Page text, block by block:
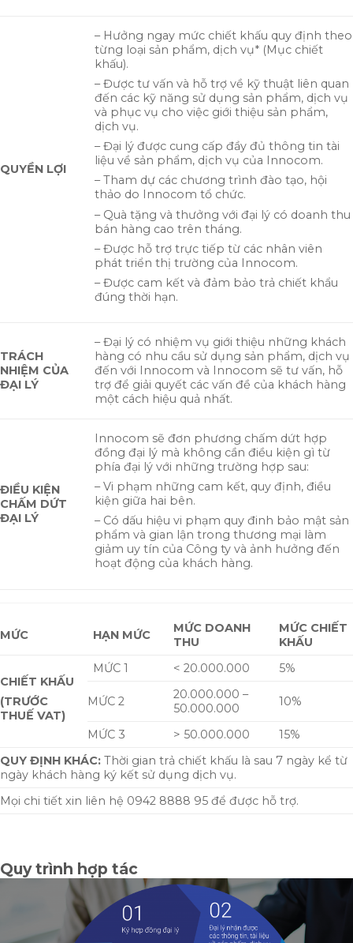
QUYỀN LỢI
– Hưởng ngay mức chiết khấu quy định theo
từng loại sản phẩm, dịch vụ* (Mục chiết
khấu).
– Được tư vấn và hỗ trợ về kỹ thuật liên quan
đến các kỹ năng sử dụng sản phẩm, dịch vụ
và phục vụ cho việc giới thiệu sản phẩm,
dịch vụ.
– Đại lý được cung cấp đầy đủ thông tin tài
liệu về sản phẩm, dịch vụ của Innocom.
– Tham dự các chương trình đào tạo, hội
thảo do Innocom tổ chức.
– Quà tặng và thưởng với đại lý có doanh thu
bán hàng cao trên tháng.
– Được hỗ trợ trực tiếp từ các nhân viên
phát triển thị trường của Innocom.
– Được cam kết và đảm bảo trả chiết khẩu
đúng thời hạn.
TRÁCH
NHIỆM CỦA
ĐẠI LÝ
– Đại lý có nhiệm vụ giới thiệu những khách
hàng có nhu cầu sử dụng sản phẩm, dịch vụ
đến với Innocom và Innocom sẽ tư vấn, hỗ
trợ để giải quyết các vấn đề của khách hàng
một cách hiệu quả nhất.
ĐIỀU KIỆN
CHẤM DỨT
ĐẠI LÝ
Innocom sẽ đơn phương chấm dứt hợp
đồng đại lý mà không cần điều kiện gì từ
phía đại lý với những trường hợp sau:
– Vi phạm những cam kết, quy định, điều
kiện giữa hai bên.
– Có dấu hiệu vi phạm quy đinh bảo mật sản
phẩm và gian lận trong thương mại làm
giảm uy tín của Công ty và ảnh hưởng đến
hoạt động của khách hàng.
MỨC HẠN MỨC
MỨC DOANH
THU
MỨC CHIẾT
KHẤU
CHIẾT KHẤU
(TRƯỚC
THUẾ VAT)
MỨC 1 < 20.000.000 5%
MỨC 2
20.000.000 –
50.000.000
10%
MỨC 3 > 50.000.000
15%
QUY ĐỊNH KHÁC: Thời gian trả chiết khấu là sau 7 ngày kể từ
ngày khách hàng ký kết sử dụng dịch vụ.
Mọi chi tiết xin liên hệ 0942 8888 95 để được hỗ trợ.
Quy trình hợp tác